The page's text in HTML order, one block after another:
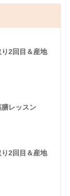
2回目＆産地
レッスン
2回目＆産地